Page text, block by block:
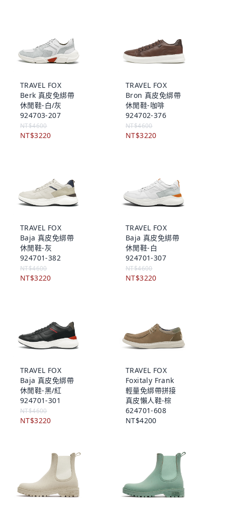
TRAVEL FOX
Berk 真皮免綁帶
休閒鞋-白/灰
924703-207
NT$4600
NT$3220
TRAVEL FOX
Bron 真皮免綁帶
休閒鞋-咖啡
924702-376
NT$4600
NT$3220
TRAVEL FOX
Baja 真皮免綁帶
休閒鞋-灰
924701-382
NT$4600
NT$3220
TRAVEL FOX
Baja 真皮免綁帶
休閒鞋-白
924701-307
NT$4600
NT$3220
TRAVEL FOX
Baja 真皮免綁帶
休閒鞋-黑/紅
924701-301
NT$4600
NT$3220
TRAVEL FOX
Foxitaly Frank
輕量免綁帶拼接
真皮懶人鞋-棕
624701-608
NT$4200